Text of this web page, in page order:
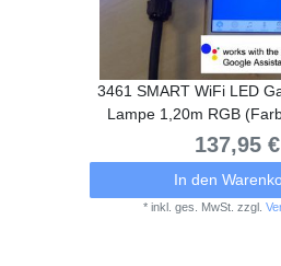
3461 SMART WiFi LED
Lampe 1,20m RGB
137,95
In den
*inkl. ges. MwSt. zzgl.